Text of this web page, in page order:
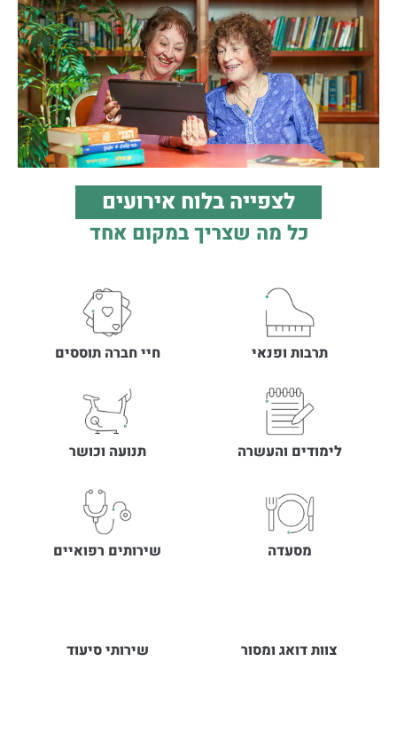
לצפייה בלוח אירועים
כל מה שצריך במקום אחד
תרבות ופנאי חיי חברה תוססים
לימודים והעשרה תנועה וכושר
מסעדה שירותים רפואיים
צוות דואג ומסור שירותי סיעוד